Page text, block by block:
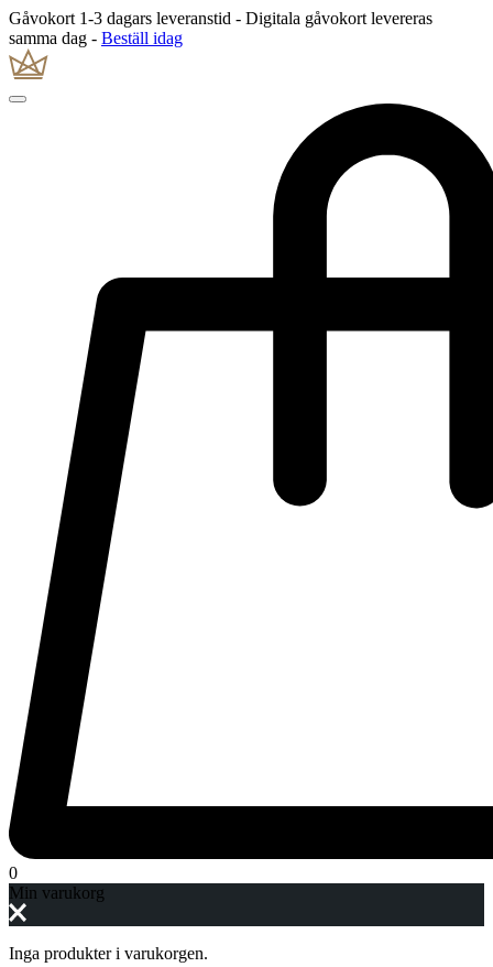
Gåvokort 1-3 dagars leveranstid - Digitala gåvokort levereras
samma dag - Beställ idag
0
Min varukorg
Inga produkter i varukorgen.